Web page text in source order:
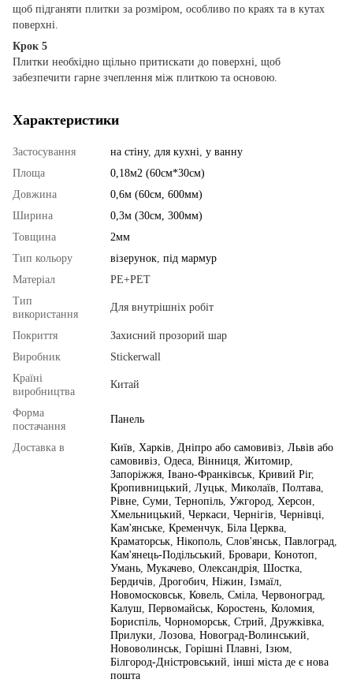
щоб підганяти плитки за розміром, особливо по краях та в кутах
поверхні.
Крок 5
Плитки необхідно щільно притискати до поверхні, щоб
забезпечити гарне зчеплення між плиткою та основою.
Характеристики
Застосування на стіну, для кухні, у ванну
Площа
0,18м2 (60см*30см)
Довжина
0,6м (60см, 600мм)
Ширина
0,3м (30см, 300мм)
Товщина
2мм
Тип кольору
візерунок, під мармур
Матеріал
PE+PET
Тип
використання
Для внутрішніх робіт
Покриття
Захисний прозорий шар
Виробник
Stickerwall
Країні
виробництва
Китай
Форма
постачання
Панель
Доставка в Київ, Харків, Дніпро або самовивіз, Львів або
самовивіз, Одеса, Вінниця, Житомир,
Запоріжжя, Івано-Франківськ, Кривий Ріг,
Кропивницький, Луцьк, Миколаїв, Полтава,
Рівне, Суми, Тернопіль, Ужгород, Херсон,
Хмельницький, Черкаси, Чернігів, Чернівці,
Кам'янське, Кременчук, Біла Церква,
Краматорськ, Нікополь, Слов'янськ, Павлоград,
Кам'янець-Подільський, Бровари, Конотоп,
Умань, Мукачево, Олександрія, Шостка,
Бердичів, Дрогобич, Ніжин, Ізмаїл,
Новомосковськ, Ковель, Сміла, Червоноград,
Калуш, Первомайськ, Коростень, Коломия,
Бориспіль, Чорноморськ, Стрий, Дружківка,
Прилуки, Лозова, Новоград-Волинський,
Нововолинськ, Горішні Плавні, Ізюм,
Білгород-Дністровський, інші міста де є нова
пошта